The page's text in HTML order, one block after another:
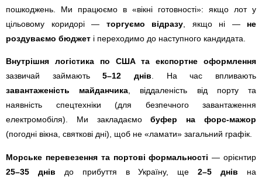
пошкоджень. Ми працюємо в «вікні готовності»: якщо лот у
цільовому коридорі — торгуємо відразу , якщо ні — не
роздуваємо бюджет і переходимо до наступного кандидата.
Внутрішня логістика по США та експортне оформлення
зазвичай займають5–12 днів . На час впливають
завантаженість майданчика , віддаленість від порту та
наявність спецтехніки (для безпечного завантаження
електромобіля). Ми закладаємобуфер на форс-мажор
(погодні вікна, святкові дні), щоб не «ламати» загальний графік.
Морське перевезення та портові формальності — орієнтир
25–35 днів до прибуття в Україну, ще2–5 днів на